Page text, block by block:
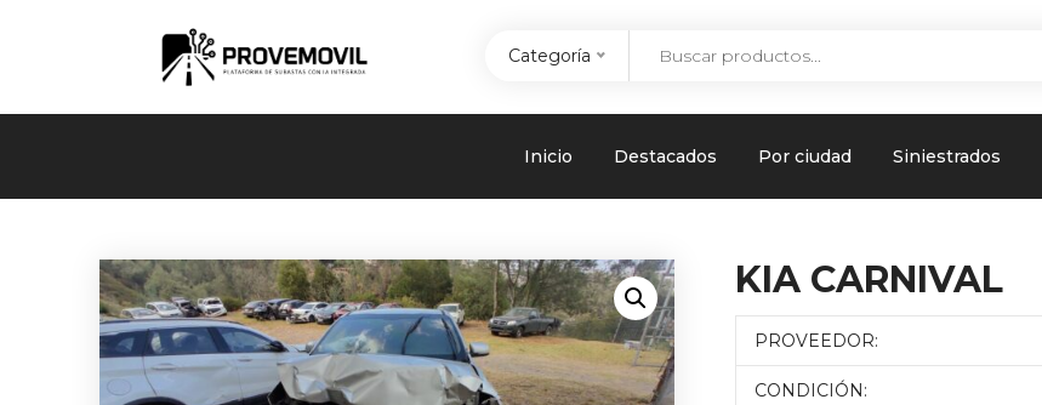
Categoría
Inicio Destacados Por ciudad Siniestrados
KIA CARNIVAL
PROVEEDOR:
CONDICIÓN: